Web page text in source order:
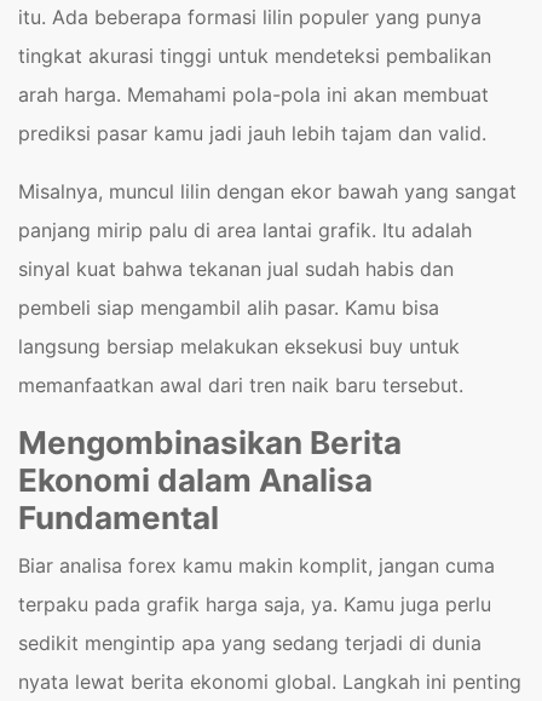
itu. Ada beberapa formasi lilin populer yang punya
tingkat akurasi tinggi untuk mendeteksi pembalikan
arah harga. Memahami pola-pola ini akan membuat
prediksi pasar kamu jadi jauh lebih tajam dan valid.
Misalnya, muncul lilin dengan ekor bawah yang sangat
panjang mirip palu di area lantai grafik. Itu adalah
sinyal kuat bahwa tekanan jual sudah habis dan
pembeli siap mengambil alih pasar. Kamu bisa
langsung bersiap melakukan eksekusi buy untuk
memanfaatkan awal dari tren naik baru tersebut.
Mengombinasikan Berita
Ekonomi dalam Analisa
Fundamental
Biar analisa forex kamu makin komplit, jangan cuma
terpaku pada grafik harga saja, ya. Kamu juga perlu
sedikit mengintip apa yang sedang terjadi di dunia
nyata lewat berita ekonomi global. Langkah ini penting